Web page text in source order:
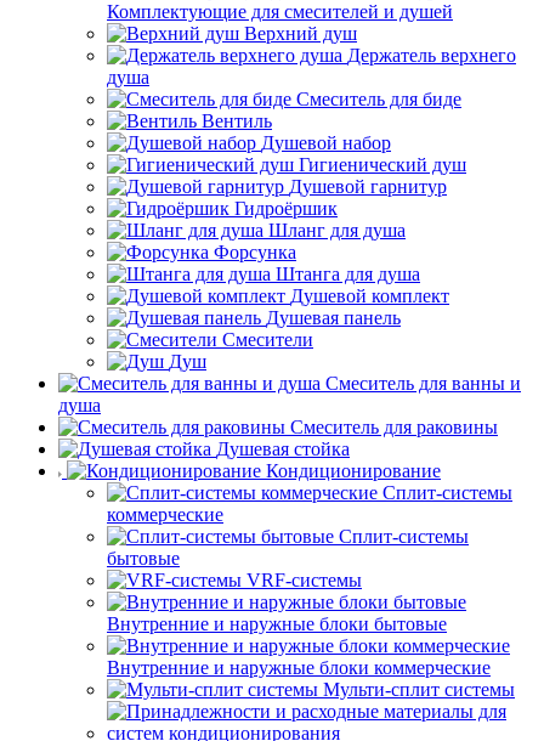
Комплектующие для смесителей и душей
Верхний душ
Держатель верхнего
душа
Смеситель для биде
Вентиль
Душевой набор
Гигиенический душ
Душевой гарнитур
Гидроёршик
Шланг для душа
Форсунка
Штанга для душа
Душевой комплект
Душевая панель
Смесители
Душ
Смеситель для ванны и
душа
Смеситель для раковины
Душевая стойка
Кондиционирование
Сплит-системы
коммерческие
Сплит-системы
бытовые
VRF-системы
Внутренние и наружные блоки бытовые
Внутренние и наружные блоки коммерческие
Мульти-сплит системы